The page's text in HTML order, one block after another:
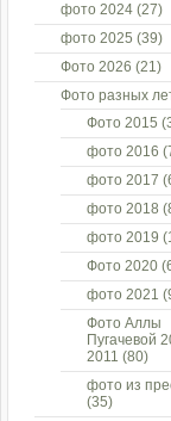
фото 2024 (27)
фото 2025 (39)
Фото 2026 (21)
Фото разных
Фото 2015
фото 2016
фото 2017
фото 2018
фото 2019
Фото 2020
фото 2021
Фото Аллы
Пугачевой
2011 (80)
фото из
(35)